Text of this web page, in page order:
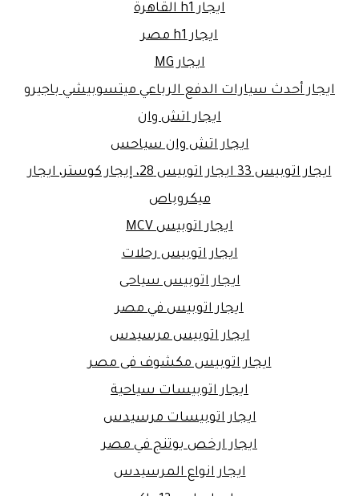
ايجار h1 القاهرة
ايجار h1 مصر
ايجار MG
ايجار أحدث سيارات الدفع الرباعي ميتسوبيشي باجيرو
ايجار اتش وان
ايجار اتش وان سياحس
ايجار اتوبيس 33 ايجار اتوبيس 28، إيجار كوستر، ايجار
ميكروباص
ايجار اتوبيس MCV
ايجار اتوبيس رحلات
ايجار اتوبيس سياحى
ايجار اتوبيس في مصر
ايجار اتوبيس مرسيدس
ايجار اتوبيس مكشوف فى مصر
ايجار اتوبيسات سياحية
ايجار اتوبيسات مرسيدس
ايجار ارخص يوتنج في مصر
ايجار انواع المرسيدس